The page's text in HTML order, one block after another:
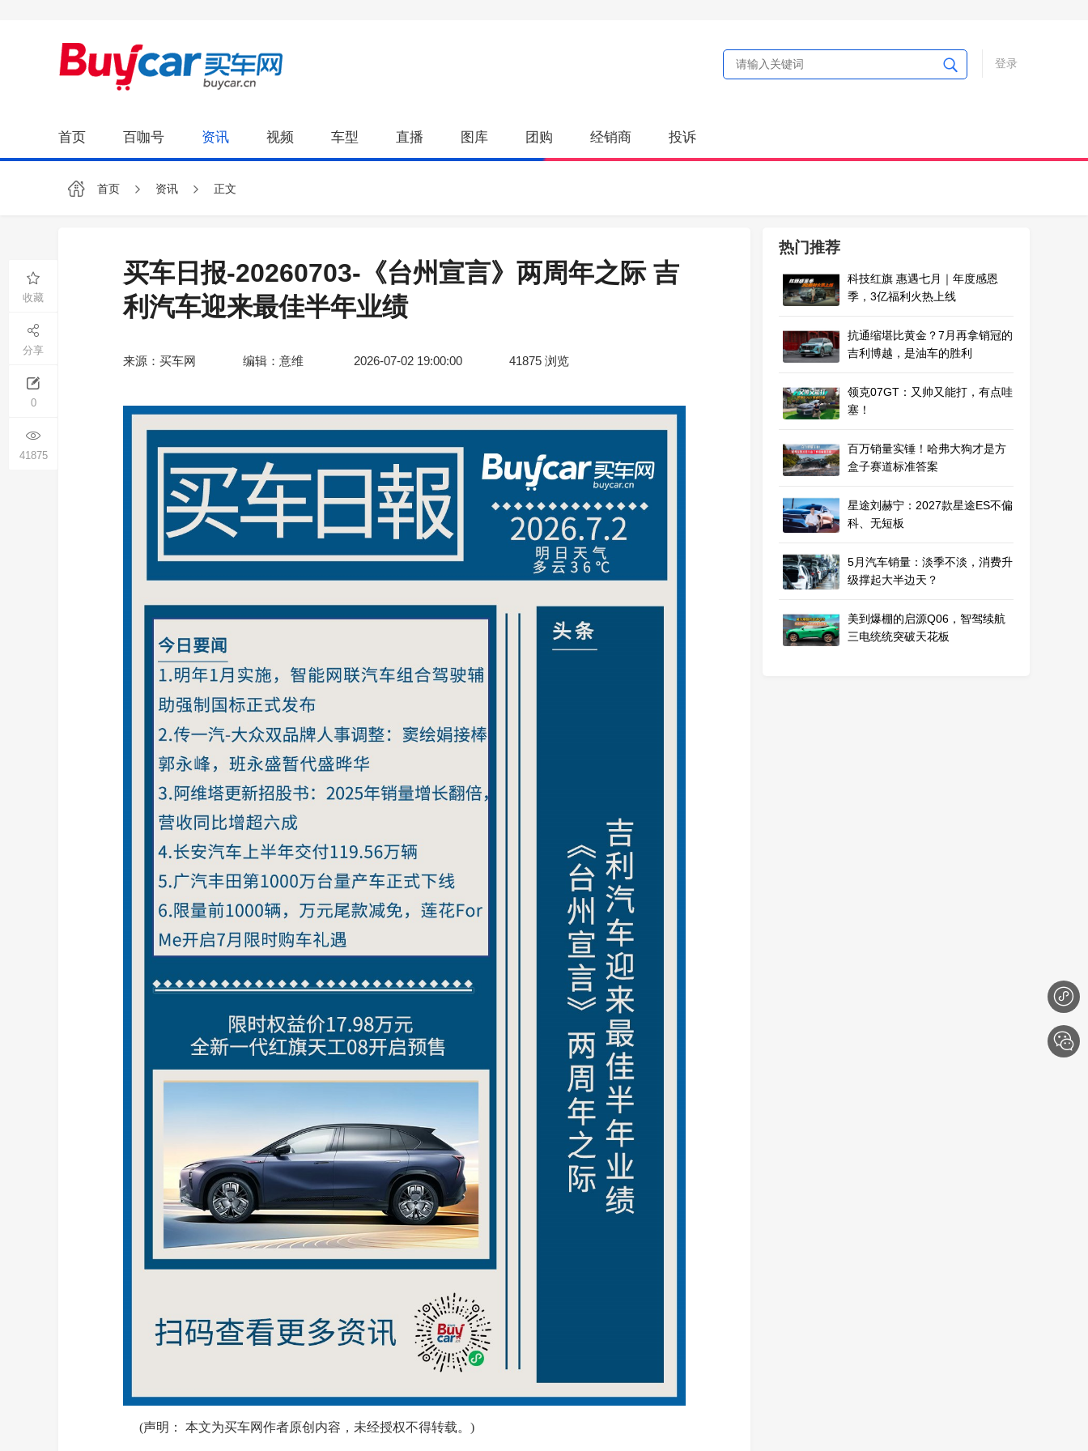
登录
首页 百咖号 资讯 视频 车型 直播 图库 团购 经销商 投诉
首页 资讯 正文
买车日报-20260703-《台州宣言》两周年之际 吉
利汽车迎来最佳半年业绩
来源：买车网 编辑：意维 2026-07-02 19:00:00 41875 浏览
收藏
分享
0
41875
(声明： 本文为买车网作者原创内容，未经授权不得转载。)
热门推荐
科技红旗 惠遇七月｜年度感恩
季，3亿福利火热上线
抗通缩堪比黄金？7月再拿销冠的
吉利博越，是油车的胜利
领克07GT：又帅又能打，有点哇
塞！
百万销量实锤！哈弗大狗才是方
盒子赛道标准答案
星途刘赫宁：2027款星途ES不偏
科、无短板
5月汽车销量：淡季不淡，消费升
级撑起大半边天？
美到爆棚的启源Q06，智驾续航
三电统统突破天花板